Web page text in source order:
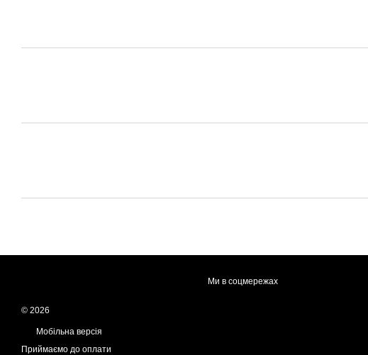
© 2026
Мобільна версія
Приймаємо до оплати
Ми в соцмережах